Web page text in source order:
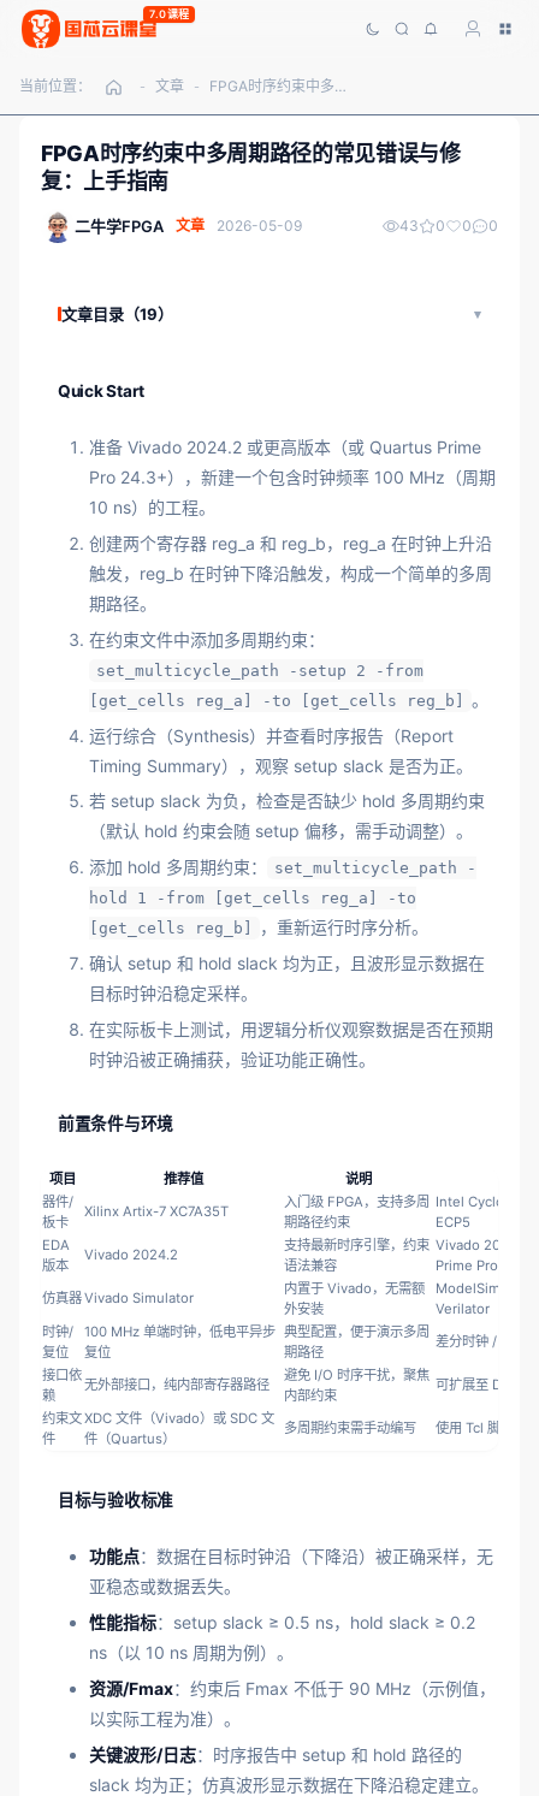
7.0课程
当前位置： - 文章 - FPGA时序约束中多周期路径的常见错误与修复：上手指南
FPGA时序约束中多周期路径的常见错误与修
复：上手指南
二牛学FPGA 文章 2026-05-09 43 0 0 0
文章目录（19）
Quick Start
准备 Vivado 2024.2 或更高版本（或 Quartus Prime
Pro 24.3+），新建一个包含时钟频率 100 MHz（周期
10 ns）的工程。
创建两个寄存器 reg_a 和 reg_b，reg_a 在时钟上升沿
触发，reg_b 在时钟下降沿触发，构成一个简单的多周
期路径。
在约束文件中添加多周期约束：
set_multicycle_path -setup 2 -from
[get_cells reg_a] -to [get_cells reg_b]
。
运行综合（Synthesis）并查看时序报告（Report
Timing Summary），观察 setup slack 是否为正。
若 setup slack 为负，检查是否缺少 hold 多周期约束
（默认 hold 约束会随 setup 偏移，需手动调整）。
添加 hold 多周期约束：
set_multicycle_path -
hold 1 -from [get_cells reg_a] -to
[get_cells reg_b]
，重新运行时序分析。
确认 setup 和 hold slack 均为正，且波形显示数据在
目标时钟沿稳定采样。
在实际板卡上测试，用逻辑分析仪观察数据是否在预期
时钟沿被正确捕获，验证功能正确性。
前置条件与环境
项目 推荐值 说明
器件/
板卡
Xilinx Artix-7 XC7A35T
入门级 FPGA，支持多周
期路径约束
Intel Cyclone
ECP5
EDA
版本
Vivado 2024.2
支持最新时序引擎，约束
语法兼容
Vivado 2023.2
Prime Pro 24.3
仿真器Vivado Simulator
内置于 Vivado，无需额
外安装
ModelSim /
Verilator
时钟/
复位
100 MHz 单端时钟，低电平异步
复位
典型配置，便于演示多周
期路径
差分时钟 / 同步
接口依
赖
无外部接口，纯内部寄存器路径
避免 I/O 时序干扰，聚焦
内部约束
可扩展至 DDR
约束文
件
XDC 文件（Vivado）或 SDC 文
件（Quartus）
多周期约束需手动编写 使用 Tcl 脚本自
目标与验收标准
功能点：数据在目标时钟沿（下降沿）被正确采样，无
亚稳态或数据丢失。
性能指标：setup slack ≥ 0.5 ns，hold slack ≥ 0.2
ns（以 10 ns 周期为例）。
资源/Fmax：约束后 Fmax 不低于 90 MHz（示例值，
以实际工程为准）。
关键波形/日志：时序报告中 setup 和 hold 路径的
slack 均为正；仿真波形显示数据在下降沿稳定建立。